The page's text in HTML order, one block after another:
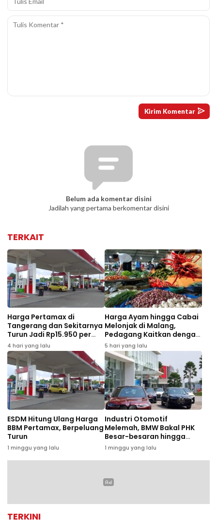
Belum ada komentar disini
Jadilah yang pertama berkomentar disini
TERKAIT
Harga Pertamax di
Tangerang dan Sekitarnya
Turun Jadi Rp15.950 per
Liter Mulai Agustus 2026
4 hari yang lalu
Harga Ayam hingga Cabai
Melonjak di Malang,
Pedagang Kaitkan dengan
MBG dan Tahun Ajaran
Baru
5 hari yang lalu
ESDM Hitung Ulang Harga
BBM Pertamax, Berpeluang
Turun
1 minggu yang lalu
Industri Otomotif
Melemah, BMW Bakal PHK
Besar-besaran hingga
8.000 Karyawan
1 minggu yang lalu
TERKINI